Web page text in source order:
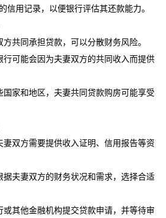
信用记录，以便银行评估其还款能力。
方共同承担贷款，可以分散财务风险。
行可能会因为夫妻双方的共同收入而提供
国家和地区，夫妻共同贷款购房可能享受
妻双方需要提供收入证明、信用报告等资
据夫妻双方的财务状况和需求，选择合适
或其他金融机构提交贷款申请，并等待审